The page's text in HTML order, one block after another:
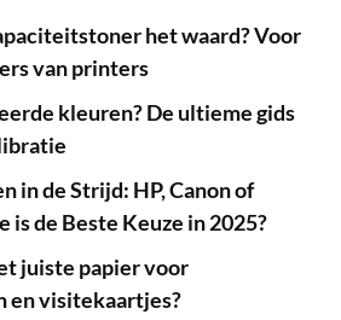
het waard? Voor
van printers
kleuren? De ultieme gids
in de Strijd: HP, Canon of
is de Beste Keuze in 2025?
juiste papier voor
en visitekaartjes?